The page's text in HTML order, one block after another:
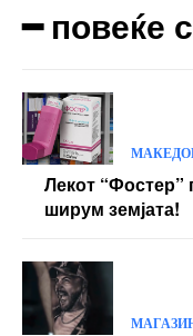
━ повеќе
Лекот “Фостер”
ширум земјата!